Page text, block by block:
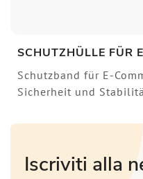
SCHUTZHÜLLE FÜR
Schutzband für E-
Sicherheit und
Iscriviti alla